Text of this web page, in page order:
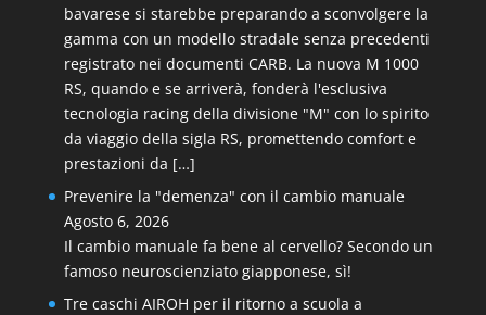
bavarese si starebbe preparando a sconvolgere la
gamma con un modello stradale senza precedenti
registrato nei documenti CARB. La nuova M 1000
RS, quando e se arriverà, fonderà l'esclusiva
tecnologia racing della divisione "M" con lo spirito
da viaggio della sigla RS, promettendo comfort e
prestazioni da […]
Prevenire la "demenza" con il cambio manuale
Agosto 6, 2026
Il cambio manuale fa bene al cervello? Secondo un
famoso neuroscienziato giapponese, sì!
Tre caschi AIROH per il ritorno a scuola a